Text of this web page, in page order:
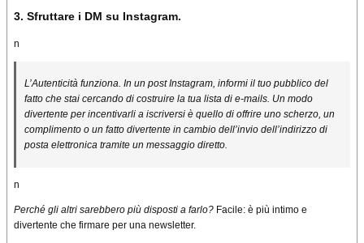
3. Sfruttare i DM su Instagram.
n
L’Autenticità funziona. In un post Instagram, informi il tuo pubblico del
fatto che stai cercando di costruire la tua lista di e-mails. Un modo
divertente per incentivarli a iscriversi è quello di offrire uno scherzo, un
complimento o un fatto divertente in cambio dell’invio dell’indirizzo di
posta elettronica tramite un messaggio diretto.
n
Perché gli altri sarebbero più disposti a farlo? Facile: è più intimo e
divertente che firmare per una newsletter.